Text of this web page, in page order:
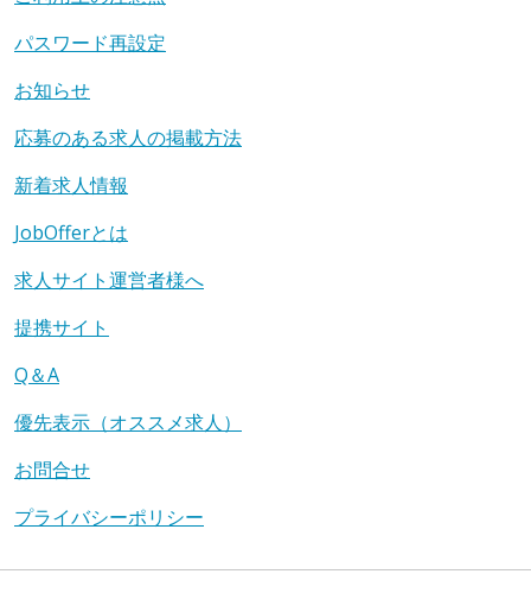
パスワード再設定
お知らせ
応募のある求人の掲載方法
新着求人情報
JobOfferとは
求人サイト運営者様へ
提携サイト
Q＆A
優先表示（オススメ求人）
お問合せ
プライバシーポリシー